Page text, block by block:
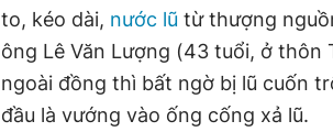
to, kéo dài, nước lũ từ thượng
ông Lê Văn Lượng (43 tuổi, ở thôn
ngoài đồng thì bất ngờ bị lũ cuốn
đầu là vướng vào ống cống xả lũ.